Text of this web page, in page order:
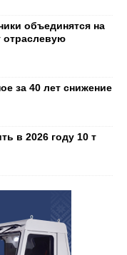
объединятся на
отраслевую
за 40 лет снижение
в 2026 году 10 т